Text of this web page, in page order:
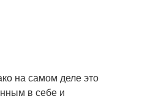
на самом деле это
в себе и